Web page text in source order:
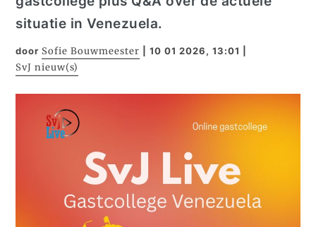
situatie in Venezuela.
door Sofie Bouwmeester |10 01 2026, 13:01
SvJ nieuw(s)